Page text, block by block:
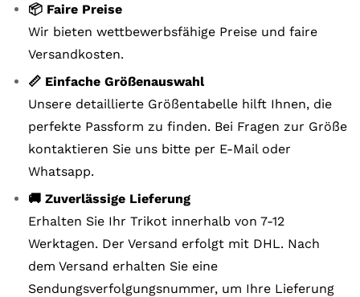
📦 Faire Preise
Wir bieten wettbewerbsfähige Preise und faire
Versandkosten.
📏 Einfache Größenauswahl
Unsere detaillierte Größentabelle hilft Ihnen, die
perfekte Passform zu finden. Bei Fragen zur Größe
kontaktieren Sie uns bitte per E-Mail oder
Whatsapp.
🚚 Zuverlässige Lieferung
Erhalten Sie Ihr Trikot innerhalb von 7-12
Werktagen. Der Versand erfolgt mit DHL. Nach
dem Versand erhalten Sie eine
Sendungsverfolgungsnummer, um Ihre Lieferung